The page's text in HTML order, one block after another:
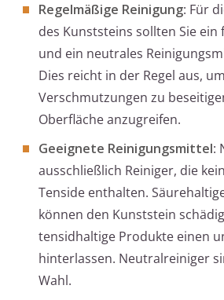
Regelmäßige Reinigung: Für
des Kunststeins sollten Sie ein
und ein neutrales
Dies reicht in der Regel aus,
Verschmutzungen zu
Oberfläche anzugreifen.
Geeignete Reinigungsmittel:
ausschließlich Reiniger, die
Tenside enthalten.
können den Kunststein
tensidhaltige Produkte einen
hinterlassen. Neutralreiniger
Wahl.